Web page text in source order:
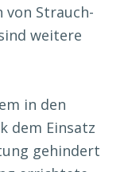
von Strauch-
weitere
in den
dem Einsatz
gehindert